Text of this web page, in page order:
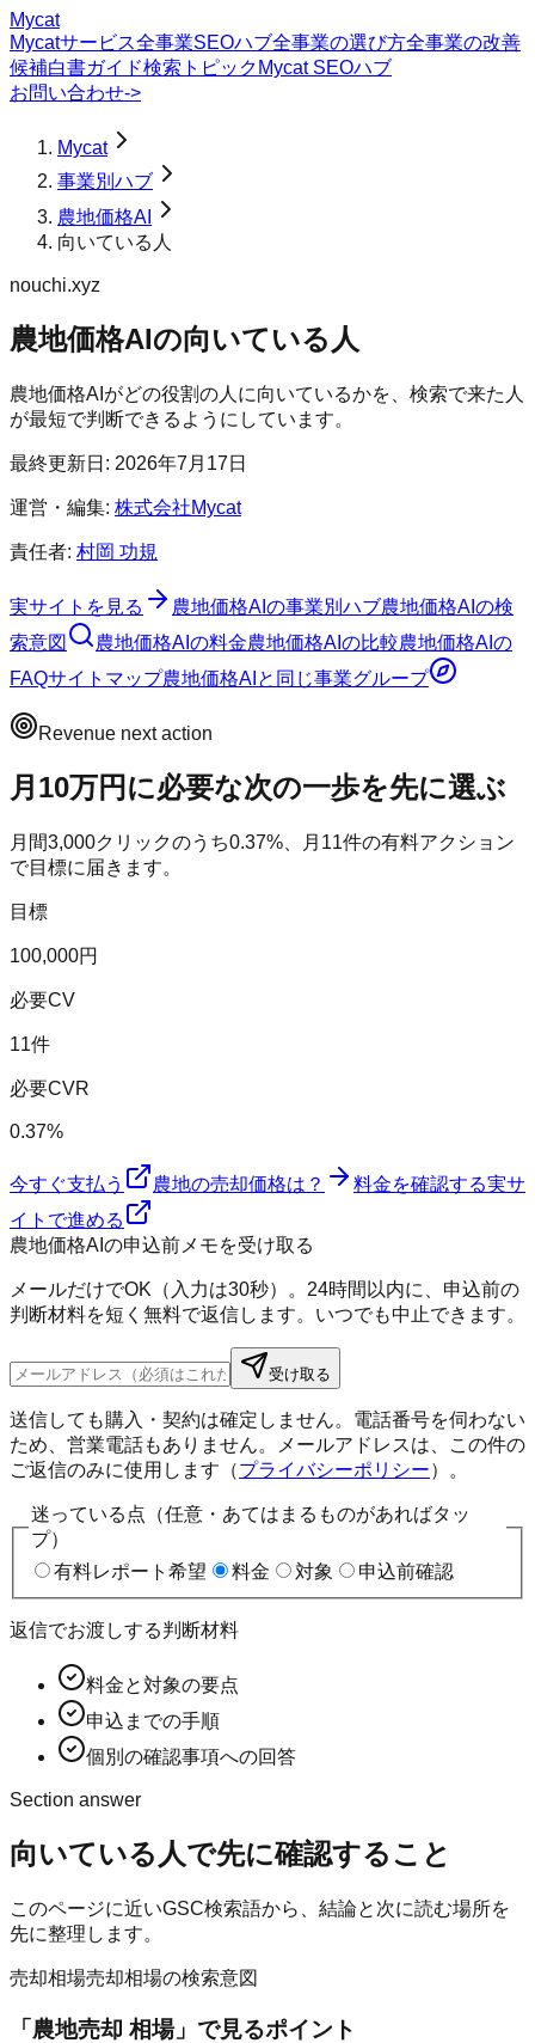
Mycat
Mycatサービス全事業SEOハブ全事業の選び方全事業の改善
候補白書ガイド検索トピック Mycat SEOハブ
お問い合わせ->
Mycat
事業別ハブ
農地価格AI
向いている人
nouchi.xyz
農地価格AIの向いている人
農地価格AIがどの役割の人に向いているかを、検索で来た人
が最短で判断できるようにしています。
最終更新日: 2026年7月17日
運営・編集: 株式会社Mycat
責任者: 村岡 功規
実サイトを見る 農地価格AI の事業別ハブ農地価格AI の検
索意図
農地価格AI の料金農地価格AI の比較農地価格AI の
FAQサイトマップ農地価格AI と同じ事業グループ
Revenue next action
月10万円に必要な次の一歩を先に選ぶ
月間3,000クリックのうち0.37%、月 11件の有料アクション
で目標に届きます。
目標
100,000円
必要CV
11件
必要CVR
0.37%
今すぐ支払う 農地の売却価格は？ 料金を確認する実サ
イトで進める
農地価格AIの申込前メモを受け取る
メールだけでOK（入力は30秒）。24時間以内に、申込前の
判断材料を短く無料で返信します。いつでも中止できます。
受け取る
送信しても購入・契約は確定しません。電話番号を伺わない
ため、営業電話もありません。メールアドレスは、この件の
ご返信のみに使用します（プライバシーポリシー）。
迷っている点（任意・あてはまるものがあればタッ
プ）
有料レポート希望
料金 対象 申込前確認
返信でお渡しする判断材料
料金と対象の要点
申込までの手順
個別の確認事項への回答
Section answer
向いている人で先に確認すること
このページに近いGSC検索語から、結論と次に読む場所を
先に整理します。
売却相場売却相場の検索意図
「農地売却 相場」で見るポイント